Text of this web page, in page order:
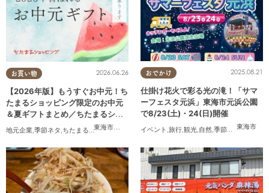
お買い物
東海市大府市 知多市 東浦町,阿久比町,半田市 常滑市,武豊
2026.06.26
【2026年版】もうすぐお中元！ち
たまるショッピング限定のお中元
＆夏ギフトまとめ／ちたまるショ
ッピング
地元企業,季節ネタ ,ちたまるショッピング 家族,おうち時間
おでかけ
東海市
2025.08.21
仕掛け花火で彩る光の滝！「サマ
ーフェスタ元浜」東海市元浜公園
で8/23(土)・24(日)開催
イベント ,旅行,観光,自然,季節ネタ ,花火